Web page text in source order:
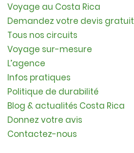
Voyage au Costa Rica
Demandez votre devis gratuit
Tous nos circuits
Voyage sur-mesure
L’agence
Infos pratiques
Politique de durabilité
Blog & actualités Costa Rica
Donnez votre avis
Contactez-nous